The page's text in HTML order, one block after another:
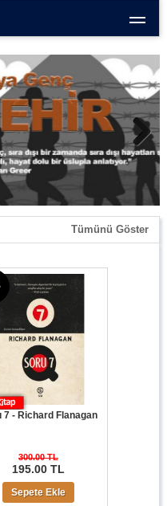
Next
Tümünü Göster
7 - Richard Flanagan
300.00 TL
195.00 TL
Sepete Ekle